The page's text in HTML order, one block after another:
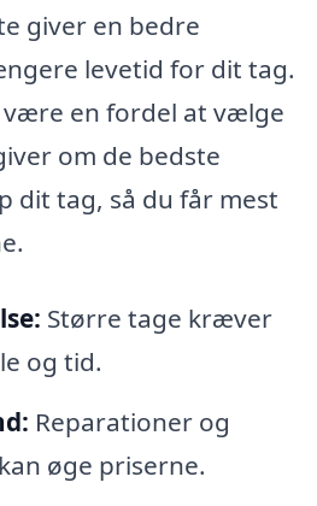
giver en bedre
levetid for dit tag.
være en fordel at vælge
om de bedste
dit tag, så du får mest
Større tage kræver
og tid.
Reparationer og
øge priserne.